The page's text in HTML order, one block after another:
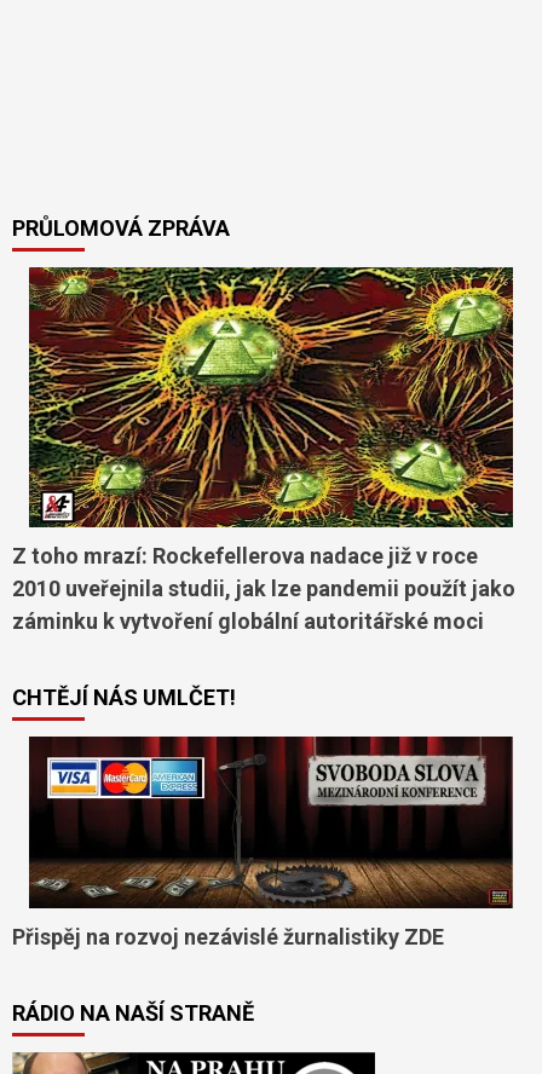
PRŮLOMOVÁ ZPRÁVA
Z toho mrazí: Rockefellerova nadace již v roce
2010 uveřejnila studii, jak lze pandemii použít jako
záminku k vytvoření globální autoritářské moci
CHTĚJÍ NÁS UMLČET!
Přispěj na rozvoj nezávislé žurnalistiky ZDE
RÁDIO NA NAŠÍ STRANĚ